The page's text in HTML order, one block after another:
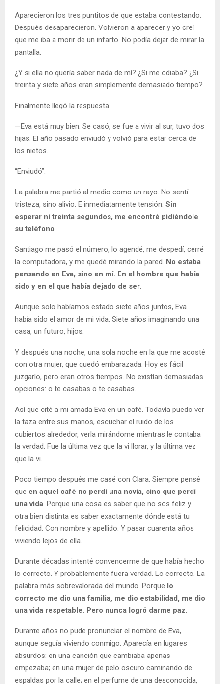
Aparecieron los tres puntitos de que estaba contestando.
Después desaparecieron. Volvieron a aparecer y yo creí
que me iba a morir de un infarto. No podía dejar de mirar la
pantalla.
¿Y si ella no quería saber nada de mí? ¿Si me odiaba? ¿Si
treinta y siete años eran simplemente demasiado tiempo?
Finalmente llegó la respuesta.
—Eva está muy bien. Se casó, se fue a vivir al sur, tuvo dos
hijas. El año pasado enviudó y volvió para estar cerca de
los nietos.
“Enviudó”.
La palabra me partió al medio como un rayo. No sentí
tristeza, sino alivio. E inmediatamente tensión. Sin
esperar ni treinta segundos, me encontré pidiéndole
su teléfono.
Santiago me pasó el número, lo agendé, me despedí, cerré
la computadora, y me quedé mirando la pared. No estaba
pensando en Eva, sino en mí. En el hombre que había
sido y en el que había dejado de ser.
Aunque solo habíamos estado siete años juntos, Eva
había sido el amor de mi vida. Siete años imaginando una
casa, un futuro, hijos.
Y después una noche, una sola noche en la que me acosté
con otra mujer, que quedó embarazada. Hoy es fácil
juzgarlo, pero eran otros tiempos. No existían demasiadas
opciones: o te casabas o te casabas.
Así que cité a mi amada Eva en un café. Todavía puedo ver
la taza entre sus manos, escuchar el ruido de los
cubiertos alrededor, verla mirándome mientras le contaba
la verdad. Fue la última vez que la vi llorar, y la última vez
que la vi.
Poco tiempo después me casé con Clara. Siempre pensé
que en aquel café no perdí una novia, sino que perdí
una vida. Porque una cosa es saber que no sos feliz y
otra bien distinta es saber exactamente dónde está tu
felicidad. Con nombre y apellido. Y pasar cuarenta años
viviendo lejos de ella.
Durante décadas intenté convencerme de que había hecho
lo correcto. Y probablemente fuera verdad. Lo correcto. La
palabra más sobrevalorada del mundo. Porque lo
correcto me dio una familia, me dio estabilidad, me dio
una vida respetable. Pero nunca logró darme paz.
Durante años no pude pronunciar el nombre de Eva,
aunque seguía viviendo conmigo. Aparecía en lugares
absurdos: en una canción que cambiaba apenas
empezaba; en una mujer de pelo oscuro caminando de
espaldas por la calle; en el perfume de una desconocida,